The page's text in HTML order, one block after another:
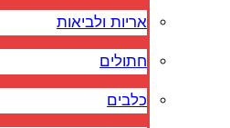
אריות ולביאות
חתולים
כלבים